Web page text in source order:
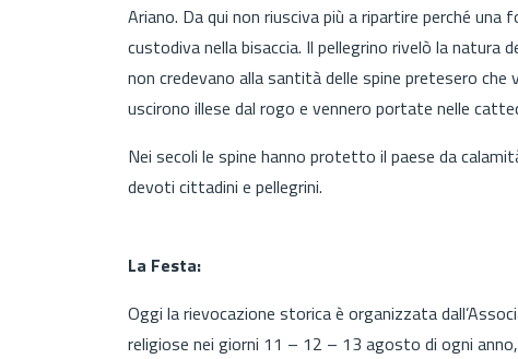
Ariano. Da qui non riusciva più a ripartire perché
custodiva nella bisaccia. Il pellegrino rivelò la
non credevano alla santità delle spine pretesero
uscirono illese dal rogo e vennero portate nelle
Nei secoli le spine hanno protetto il paese da
devoti cittadini e pellegrini.
La Festa:
Oggi la rievocazione storica è organizzata
religiose nei giorni 11 – 12 – 13 agosto di ogni